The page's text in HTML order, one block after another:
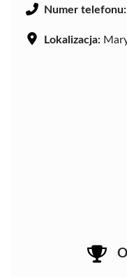
Numer telefonu:
Lokalizacja: